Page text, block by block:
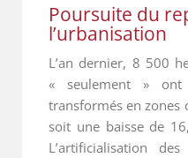
Poursuite du
l’urbanisation
L’an dernier, 8 500
« seulement »
transformés en zones
soit une baisse de
L’artificialisation